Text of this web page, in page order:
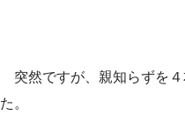
突然ですが、親知らずを
た。